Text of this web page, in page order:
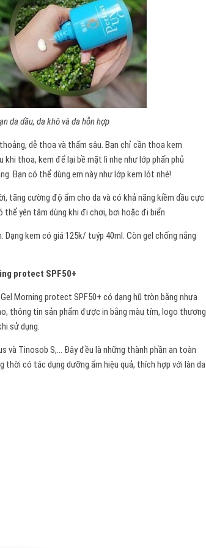
da dầu, da khô và da hỗn hợp
dễ thoa và thấm sâu. Bạn chỉ cần thoa kem
thoa, kem để lại bề mặt lì nhẹ như lớp phấn phủ
Bạn có thể dùng em này như lớp kem lót nhé!
tăng cường độ ẩm cho da và có khả năng kiềm dầu cực
yên tâm dùng khi đi chơi, bơi hoặc đi biển
Dạng kem có giá 125k/ tuýp 40ml. Còn gel chống nắng
protect SPF50+
Morning protect SPF50+ có dạng hũ tròn bằng nhựa
thông tin sản phẩm được in bằng màu tím, logo thương
sử dụng.
và Tinosob S,… Đây đều là những thành phần an toàn
thời có tác dụng dưỡng ẩm hiệu quả, thích hợp với làn da